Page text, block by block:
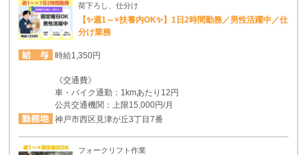
荷下ろし、仕分け
【✨週1～×扶養内OK✨】1日2時間勤務／男性活躍中／仕
分け業務
時給1,350円
《交通費》
車・バイク通勤：1kmあたり12円
公共交通機関：上限15,000円/月
神戸市西区見津が丘3丁目7番
フォークリフト作業